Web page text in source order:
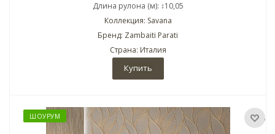
Длина рулона (м): ↕10,05
Коллекция: Savana
Бренд: Zambaiti Parati
Страна: Италия
Купить
ШОУРУМ